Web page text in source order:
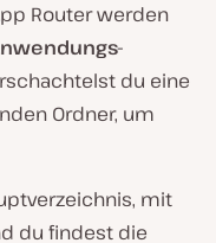
Router werden
du eine
Ordner, um
mit
du findest die